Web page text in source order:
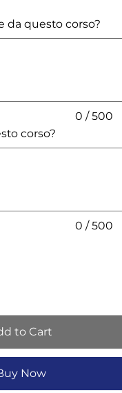
da questo corso?
0 / 500
corso?
0 / 500
to Cart
Now